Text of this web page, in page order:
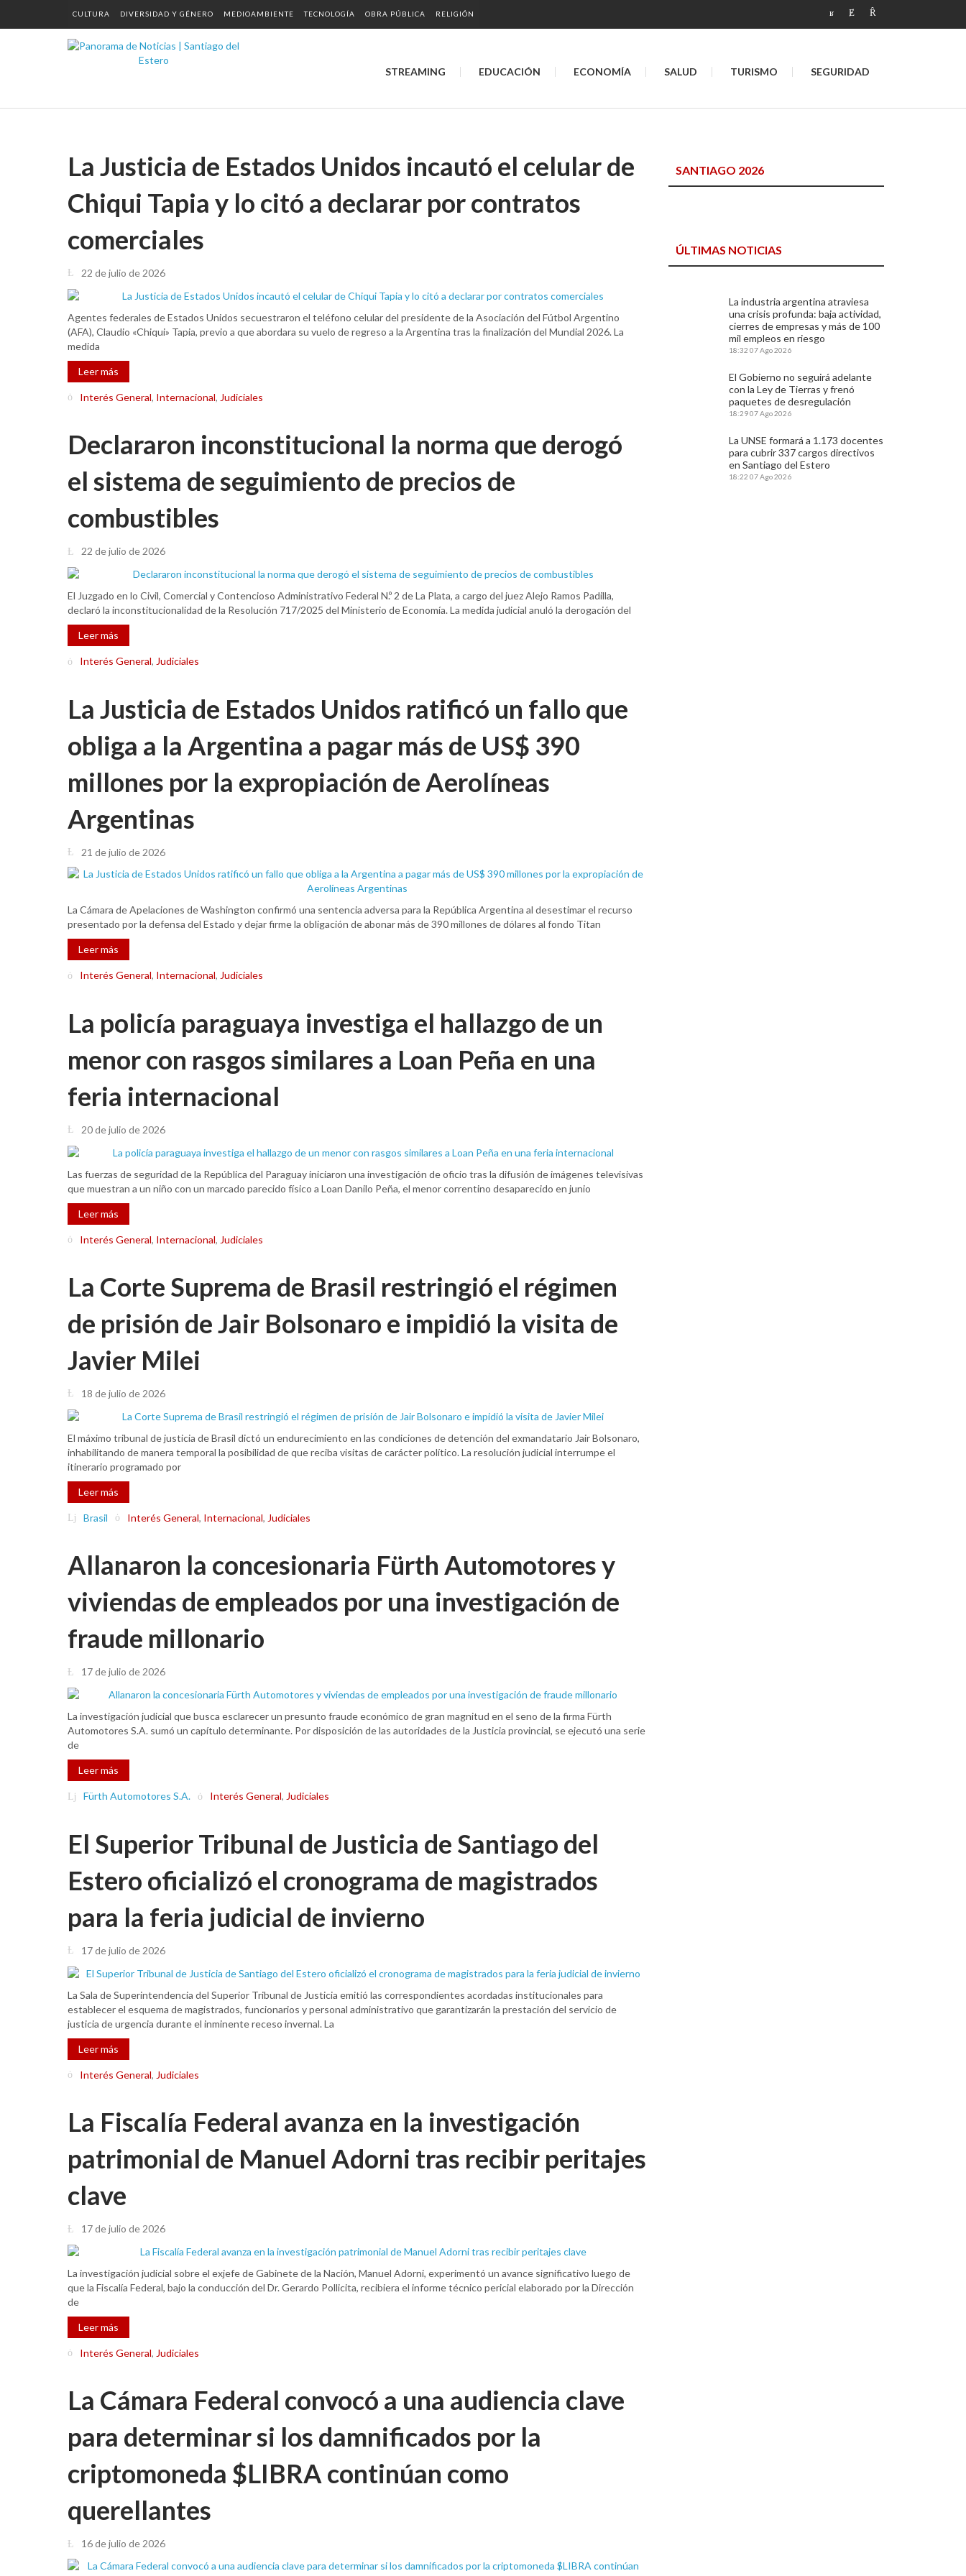
CULTURA DIVERSIDAD Y GÉNERO MEDIOAMBIENTE TECNOLOGÍA OBRA PÚBLICA RELIGIÓN
STREAMING EDUCACIÓN ECONOMÍA SALUD TURISMO SEGURIDAD
La Justicia de Estados Unidos incautó el celular de
Chiqui Tapia y lo citó a declarar por contratos
comerciales
22 de julio de 2026
Agentes federales de Estados Unidos secuestraron el teléfono celular del presidente de la Asociación del Fútbol Argentino
(AFA), Claudio «Chiqui» Tapia, previo a que abordara su vuelo de regreso a la Argentina tras la finalización del Mundial 2026. La
medida
Leer más
Interés General, Internacional, Judiciales
Declararon inconstitucional la norma que derogó
el sistema de seguimiento de precios de
combustibles
22 de julio de 2026
El Juzgado en lo Civil, Comercial y Contencioso Administrativo Federal N.º 2 de La Plata, a cargo del juez Alejo Ramos Padilla,
declaró la inconstitucionalidad de la Resolución 717/2025 del Ministerio de Economía. La medida judicial anuló la derogación del
Leer más
Interés General, Judiciales
La Justicia de Estados Unidos ratificó un fallo que
obliga a la Argentina a pagar más de US$ 390
millones por la expropiación de Aerolíneas
Argentinas
21 de julio de 2026
La Cámara de Apelaciones de Washington confirmó una sentencia adversa para la República Argentina al desestimar el recurso
presentado por la defensa del Estado y dejar firme la obligación de abonar más de 390 millones de dólares al fondo Titan
Leer más
Interés General, Internacional, Judiciales
La policía paraguaya investiga el hallazgo de un
menor con rasgos similares a Loan Peña en una
feria internacional
20 de julio de 2026
Las fuerzas de seguridad de la República del Paraguay iniciaron una investigación de oficio tras la difusión de imágenes televisivas
que muestran a un niño con un marcado parecido físico a Loan Danilo Peña, el menor correntino desaparecido en junio
Leer más
Interés General, Internacional, Judiciales
La Corte Suprema de Brasil restringió el régimen
de prisión de Jair Bolsonaro e impidió la visita de
Javier Milei
18 de julio de 2026
El máximo tribunal de justicia de Brasil dictó un endurecimiento en las condiciones de detención del exmandatario Jair Bolsonaro,
inhabilitando de manera temporal la posibilidad de que reciba visitas de carácter político. La resolución judicial interrumpe el
itinerario programado por
Leer más
Brasil Interés General, Internacional, Judiciales
Allanaron la concesionaria Fürth Automotores y
viviendas de empleados por una investigación de
fraude millonario
17 de julio de 2026
La investigación judicial que busca esclarecer un presunto fraude económico de gran magnitud en el seno de la firma Fürth
Automotores S.A. sumó un capítulo determinante. Por disposición de las autoridades de la Justicia provincial, se ejecutó una serie
de
Leer más
Fürth Automotores S.A. Interés General, Judiciales
El Superior Tribunal de Justicia de Santiago del
Estero oficializó el cronograma de magistrados
para la feria judicial de invierno
17 de julio de 2026
La Sala de Superintendencia del Superior Tribunal de Justicia emitió las correspondientes acordadas institucionales para
establecer el esquema de magistrados, funcionarios y personal administrativo que garantizarán la prestación del servicio de
justicia de urgencia durante el inminente receso invernal. La
Leer más
Interés General, Judiciales
La Fiscalía Federal avanza en la investigación
patrimonial de Manuel Adorni tras recibir peritajes
clave
17 de julio de 2026
La investigación judicial sobre el exjefe de Gabinete de la Nación, Manuel Adorni, experimentó un avance significativo luego de
que la Fiscalía Federal, bajo la conducción del Dr. Gerardo Pollicita, recibiera el informe técnico pericial elaborado por la Dirección
de
Leer más
Interés General, Judiciales
La Cámara Federal convocó a una audiencia clave
para determinar si los damnificados por la
criptomoneda $LIBRA continúan como
querellantes
16 de julio de 2026
SANTIAGO 2026
ÚLTIMAS NOTICIAS
La industria argentina atraviesa
una crisis profunda: baja actividad,
cierres de empresas y más de 100
mil empleos en riesgo
18:32 07 Ago 2026
El Gobierno no seguirá adelante
con la Ley de Tierras y frenó
paquetes de desregulación
18:2907 Ago 2026
La UNSE formará a 1.173 docentes
para cubrir 337 cargos directivos
en Santiago del Estero
18:22 07 Ago 2026